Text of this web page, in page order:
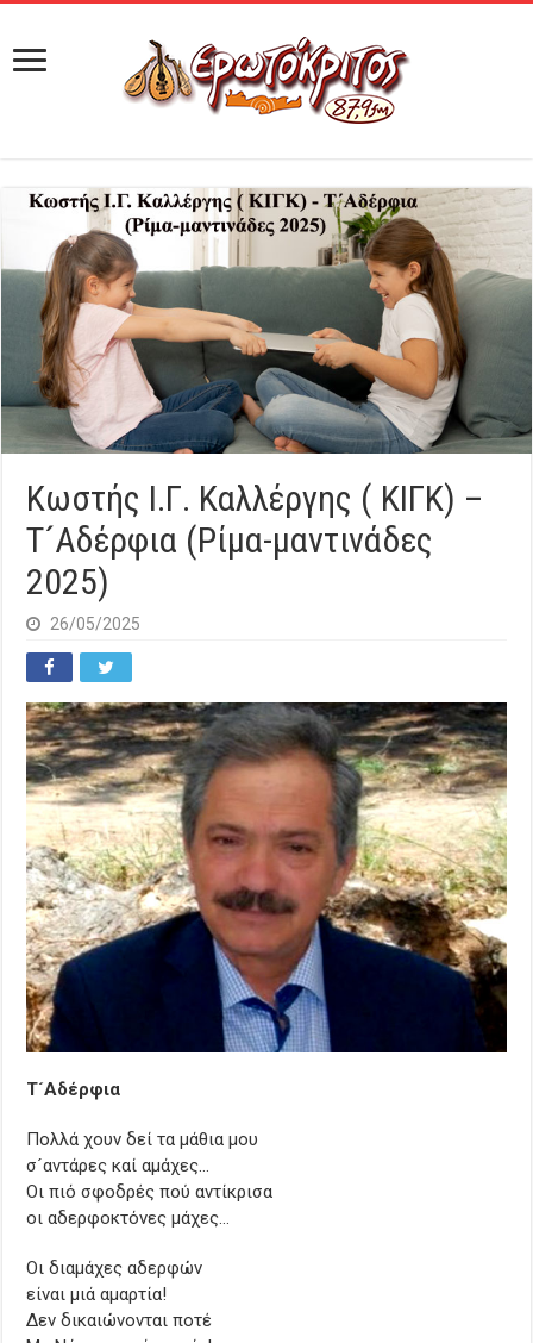
Κωστής Ι.Γ. Καλλέργης ( ΚΙΓΚ) –
Τ´Αδέρφια (Ρίμα-μαντινάδες
2025)
26/05/2025
Τ´Αδέρφια
Πολλά χουν δεί τα μάθια μου
σ´αντάρες καί αμάχες…
Οι πιό σφοδρές πού αντίκρισα
οι αδερφοκτόνες μάχες…
Οι διαμάχες αδερφών
είναι μιά αμαρτία!
Δεν δικαιώνονται ποτέ